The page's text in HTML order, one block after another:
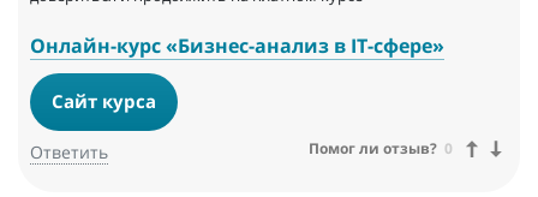
Онлайн-курс «Бизнес-анализ в IT-сфере»
Сайт курса
Ответить Помог ли отзыв? 0